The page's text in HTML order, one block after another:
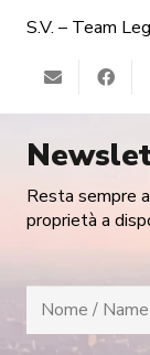
S.V. – Team
Resta sempre
proprietà a